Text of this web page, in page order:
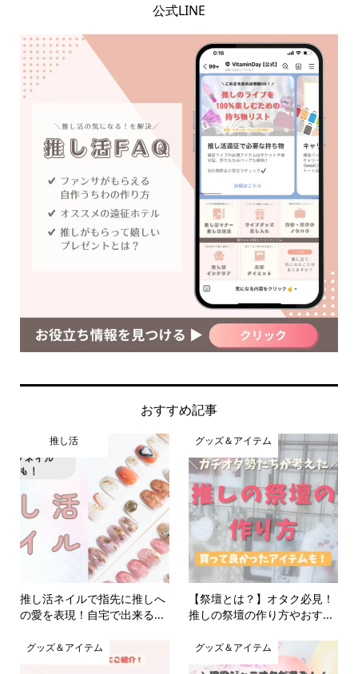
公式LINE
おすすめ記事
推し活
推し活ネイルで指先に推しへ
の愛を表現！自宅で出来る...
グッズ＆アイテム
【祭壇とは？】オタク必見！
推しの祭壇の作り方やおす...
グッズ＆アイテム グッズ＆アイテム